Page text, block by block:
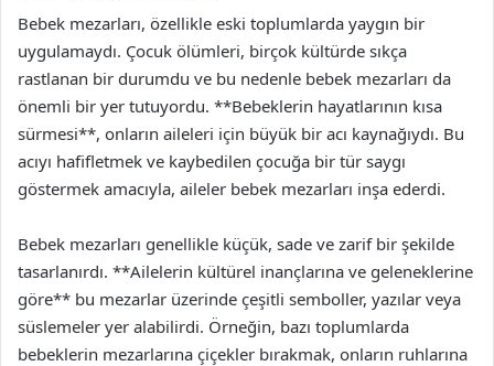
Bebek mezarları, özellikle eski toplumlarda yaygın bir
uygulamaydı. Çocuk ölümleri, birçok kültürde sıkça
rastlanan bir durumdu ve bu nedenle bebek mezarları da
önemli bir yer tutuyordu. **Bebeklerin hayatlarının kısa
sürmesi**, onların aileleri için büyük bir acı kaynağıydı. Bu
acıyı hafifletmek ve kaybedilen çocuğa bir tür saygı
göstermek amacıyla, aileler bebek mezarları inşa ederdi.
Bebek mezarları genellikle küçük, sade ve zarif bir şekilde
tasarlanırdı. **Ailelerin kültürel inançlarına ve geleneklerine
göre** bu mezarlar üzerinde çeşitli semboller, yazılar veya
süslemeler yer alabilirdi. Örneğin, bazı toplumlarda
bebeklerin mezarlarına çiçekler bırakmak, onların ruhlarına